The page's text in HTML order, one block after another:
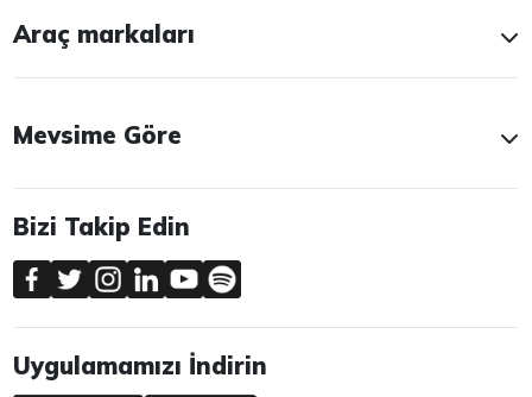
Araç markaları
Mevsime Göre
Bizi Takip Edin
Uygulamamızı İndirin